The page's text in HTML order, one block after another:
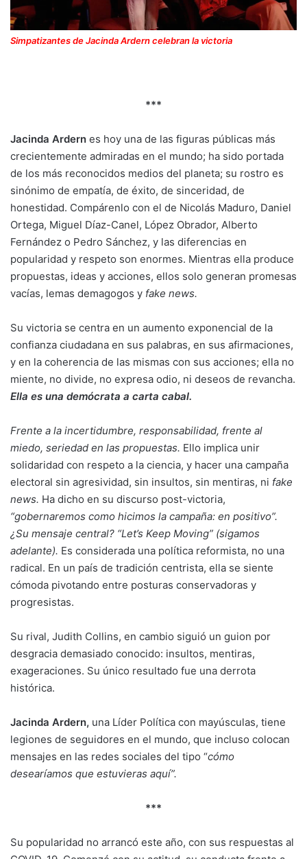
Simpatizantes de Jacinda Ardern celebran la victoria
***
Jacinda Ardern es hoy una de las figuras públicas más
crecientemente admiradas en el mundo; ha sido portada
de los más reconocidos medios del planeta; su rostro es
sinónimo de empatía, de éxito, de sinceridad, de
honestidad. Compárenlo con el de Nicolás Maduro, Daniel
Ortega, Miguel Díaz-Canel, López Obrador, Alberto
Fernández o Pedro Sánchez, y las diferencias en
popularidad y respeto son enormes. Mientras ella produce
propuestas, ideas y acciones, ellos solo generan promesas
vacías, lemas demagogos y fake news.
Su victoria se centra en un aumento exponencial de la
confianza ciudadana en sus palabras, en sus afirmaciones,
y en la coherencia de las mismas con sus acciones; ella no
miente, no divide, no expresa odio, ni deseos de revancha.
Ella es una demócrata a carta cabal.
Frente a la incertidumbre, responsabilidad, frente al
miedo, seriedad en las propuestas. Ello implica unir
solidaridad con respeto a la ciencia, y hacer una campaña
electoral sin agresividad, sin insultos, sin mentiras, ni fake
news. Ha dicho en su discurso post-victoria,
“gobernaremos como hicimos la campaña: en positivo”.
¿Su mensaje central? “Let’s Keep Moving” (sigamos
adelante). Es considerada una política reformista, no una
radical. En un país de tradición centrista, ella se siente
cómoda pivotando entre posturas conservadoras y
progresistas.
Su rival, Judith Collins, en cambio siguió un guion por
desgracia demasiado conocido: insultos, mentiras,
exageraciones. Su único resultado fue una derrota
histórica.
Jacinda Ardern, una Líder Política con mayúsculas, tiene
legiones de seguidores en el mundo, que incluso colocan
mensajes en las redes sociales del tipo “cómo
desearíamos que estuvieras aquí”.
***
Su popularidad no arrancó este año, con sus respuestas al